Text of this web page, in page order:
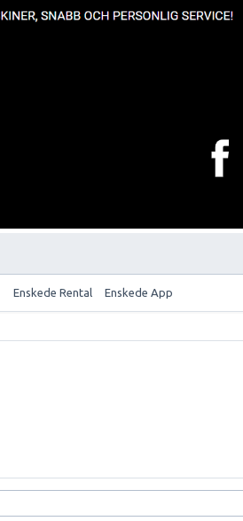
Enskede Rental Enskede App